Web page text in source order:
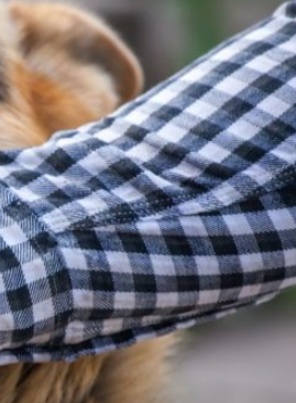
Лонгріди
[email protected]
Політика